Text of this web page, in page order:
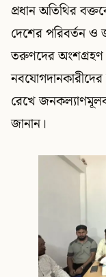
প্রধান অতিথির
দেশের পরিবর্তন ও
তরুণদের অংশগ্রহণ
রেখে
জানান।